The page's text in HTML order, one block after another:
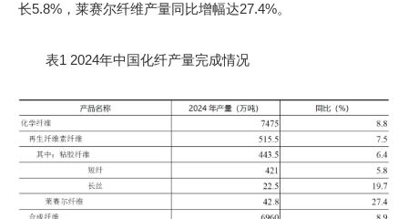
长5.8%，莱赛尔纤维产量同比增幅达27.4%。
表1 2024年中国化纤产量完成情况